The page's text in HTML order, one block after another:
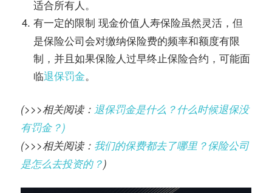
适合所有人。
有一定的限制 现金价值人寿保险虽然灵活，但
是保险公司会对缴纳保险费的频率和额度有限
制，并且如果保险人过早终止保险合约，可能面
临退保罚金。
(>>>相关阅读： 退保罚金是什么？什么时候退保没
有罚金？)
(>>>相关阅读： 我们的保费都去了哪里？保险公司
是怎么去投资的？)